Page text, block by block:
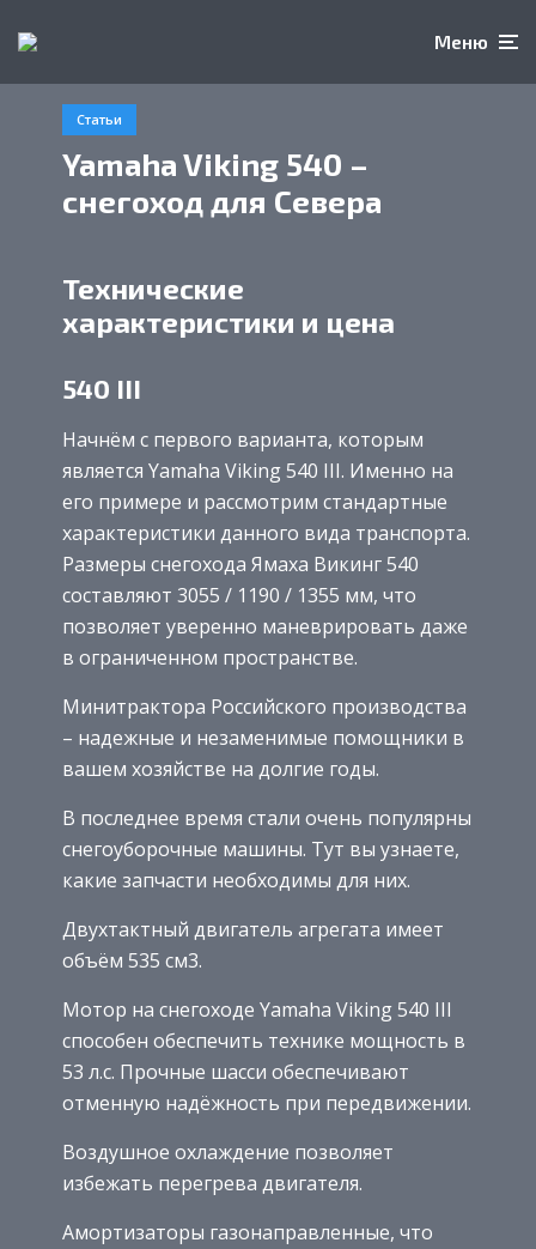
Меню
Статьи
Yamaha Viking 540 –
снегоход для Севера
Технические
характеристики и цена
540 III
Начнём с первого варианта, которым
является Yamaha Viking 540 III. Именно на
его примере и рассмотрим стандартные
характеристики данного вида транспорта.
Размеры снегохода Ямаха Викинг 540
составляют 3055 / 1190 / 1355 мм, что
позволяет уверенно маневрировать даже
в ограниченном пространстве.
Минитрактора Российского производства
– надежные и незаменимые помощники в
вашем хозяйстве на долгие годы.
В последнее время стали очень популярны
снегоуборочные машины. Тут вы узнаете,
какие запчасти необходимы для них.
Двухтактный двигатель агрегата имеет
объём 535 см3.
Мотор на снегоходе Yamaha Viking 540 III
способен обеспечить технике мощность в
53 л.с. Прочные шасси обеспечивают
отменную надёжность при передвижении.
Воздушное охлаждение позволяет
избежать перегрева двигателя.
Амортизаторы газонаправленные, что